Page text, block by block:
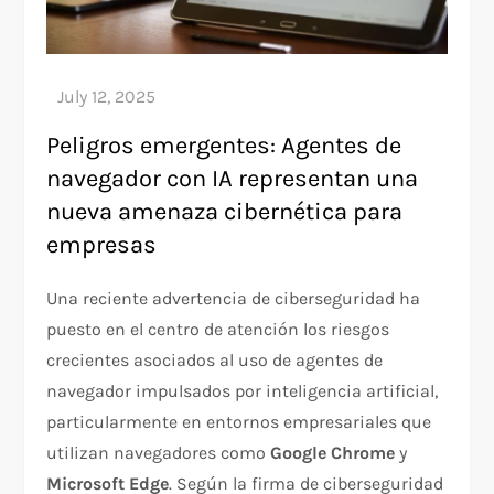
Peligros emergentes: Agentes de
navegador con IA representan una
nueva amenaza cibernética para
empresas
Una reciente advertencia de ciberseguridad ha
puesto en el centro de atención los riesgos
crecientes asociados al uso de agentes de
navegador impulsados por inteligencia artificial,
particularmente en entornos empresariales que
utilizan navegadores comoGoogle Chrome y
Microsoft Edge. Según la firma de ciberseguridad